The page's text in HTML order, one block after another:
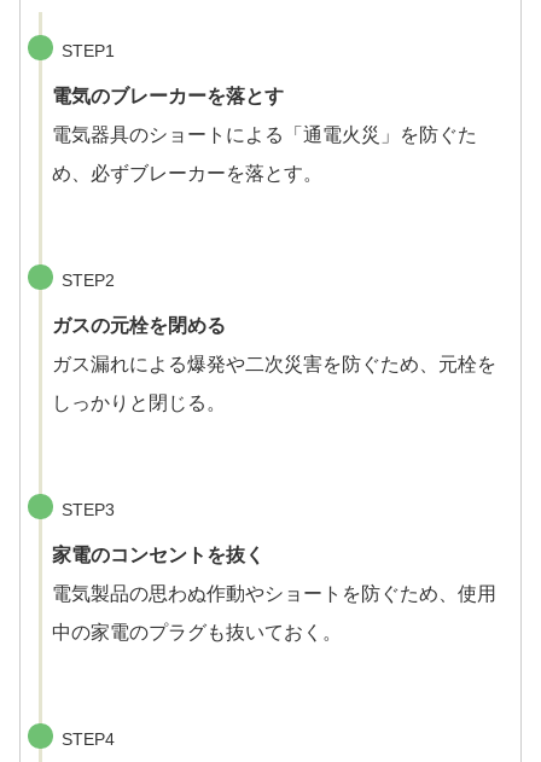
STEP1
電気のブレーカーを落とす
電気器具のショートによる「通電火災」を防ぐた
め、必ずブレーカーを落とす。
STEP2
ガスの元栓を閉める
ガス漏れによる爆発や二次災害を防ぐため、元栓を
しっかりと閉じる。
STEP3
家電のコンセントを抜く
電気製品の思わぬ作動やショートを防ぐため、使用
中の家電のプラグも抜いておく。
STEP4